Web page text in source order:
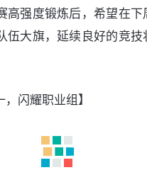
高强度锻炼后，希望在下
伍大旗，延续良好的竞技
，闪耀职业组】